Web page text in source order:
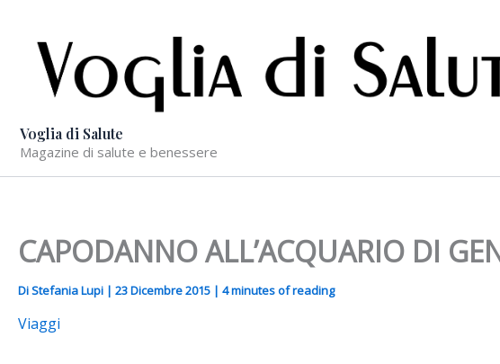
contenuto
Voglia di Salute
Magazine di salute e benessere
CAPODANNO ALL’ACQUARIO DI
DiStefania Lupi | 23 Dicembre 2015 | 4 minutes of reading
Viaggi